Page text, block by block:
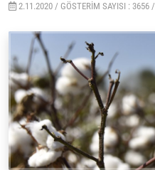
2.11.2020 / GÖSTERIM SAYISI : 3656 /